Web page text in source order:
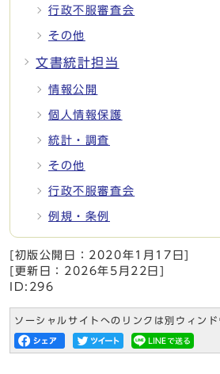
行政不服審査会
その他
文書統計担当
情報公開
個人情報保護
統計・調査
その他
行政不服審査会
例規・条例
[初版公開日： 2020年1月17日
[更新日： 2026年5月22日
ID:296
ソーシャルサイトへのリンクは別ウィンド